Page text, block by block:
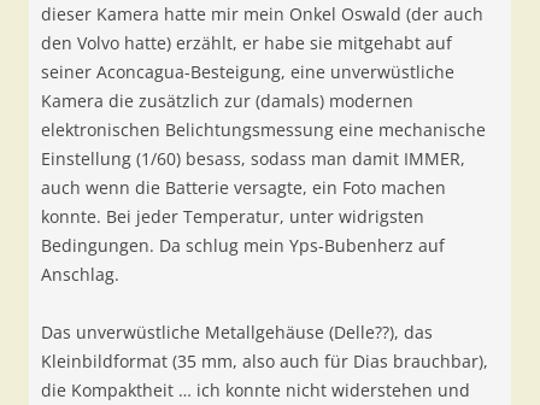
dieser Kamera hatte mir mein Onkel Oswald (der auch
den Volvo hatte) erzählt, er habe sie mitgehabt auf
seiner Aconcagua-Besteigung, eine unverwüstliche
Kamera die zusätzlich zur (damals) modernen
elektronischen Belichtungsmessung eine mechanische
Einstellung (1/60) besass, sodass man damit IMMER,
auch wenn die Batterie versagte, ein Foto machen
konnte. Bei jeder Temperatur, unter widrigsten
Bedingungen. Da schlug mein Yps-Bubenherz auf
Anschlag.
Das unverwüstliche Metallgehäuse (Delle??), das
Kleinbildformat (35 mm, also auch für Dias brauchbar),
die Kompaktheit … ich konnte nicht widerstehen und